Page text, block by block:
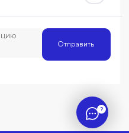
?
Отправить